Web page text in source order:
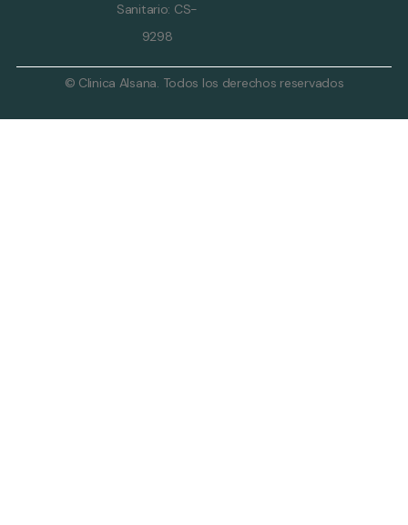
Sanitario: CS-
9298
© Clinica Alsana. Todos los derechos reservados